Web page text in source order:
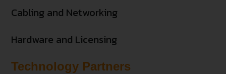
Cabling and Networking
Hardware and Licensing
Technology Partners